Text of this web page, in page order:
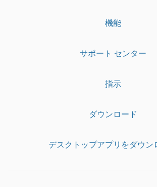
機能
サポート センター
指示
ダウンロード
デスクトップアプリをダウン